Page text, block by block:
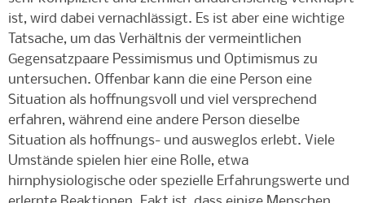
ist, wird dabei vernachlässigt. Es ist aber eine wichtige
Tatsache, um das Verhältnis der vermeintlichen
Gegensatzpaare Pessimismus und Optimismus zu
untersuchen. Offenbar kann die eine Person eine
Situation als hoffnungsvoll und viel versprechend
erfahren, während eine andere Person dieselbe
Situation als hoffnungs- und ausweglos erlebt. Viele
Umstände spielen hier eine Rolle, etwa
hirnphysiologische oder spezielle Erfahrungswerte und